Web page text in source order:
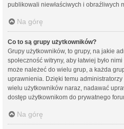
publikowali niewłaściwych i obraźliwych
Na górę
Co to są grupy użytkowników?
Grupy użytkowników, to grupy, na jakie
społeczność witryny, aby łatwiej było
może należeć do wielu grup, a każda
uprawnienia. Dzięki temu
wielu użytkowników naraz, nadawać
dostęp użytkownikom do prywatnego
Na górę